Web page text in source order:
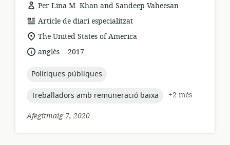
Per Lina M. Khan and Sandeep Vaheesan
format
dels
recursos:
Article de diari especialitzat
ubicació
rellevant:
The United States of America
idioma:
anglès .
data
publicació:
2017
topic:
Polítiques públiques
topic:
Treballadors amb remuneració baixa
+2 més
Afegitmaig 7, 2020